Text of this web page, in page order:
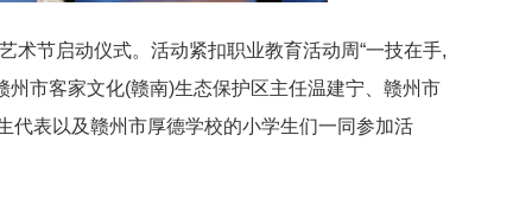
术节启动仪式。活动紧扣职业教育活动周“一技在手,
市客家文化(赣南)生态保护区主任温建宁、赣州市
代表以及赣州市厚德学校的小学生们一同参加活